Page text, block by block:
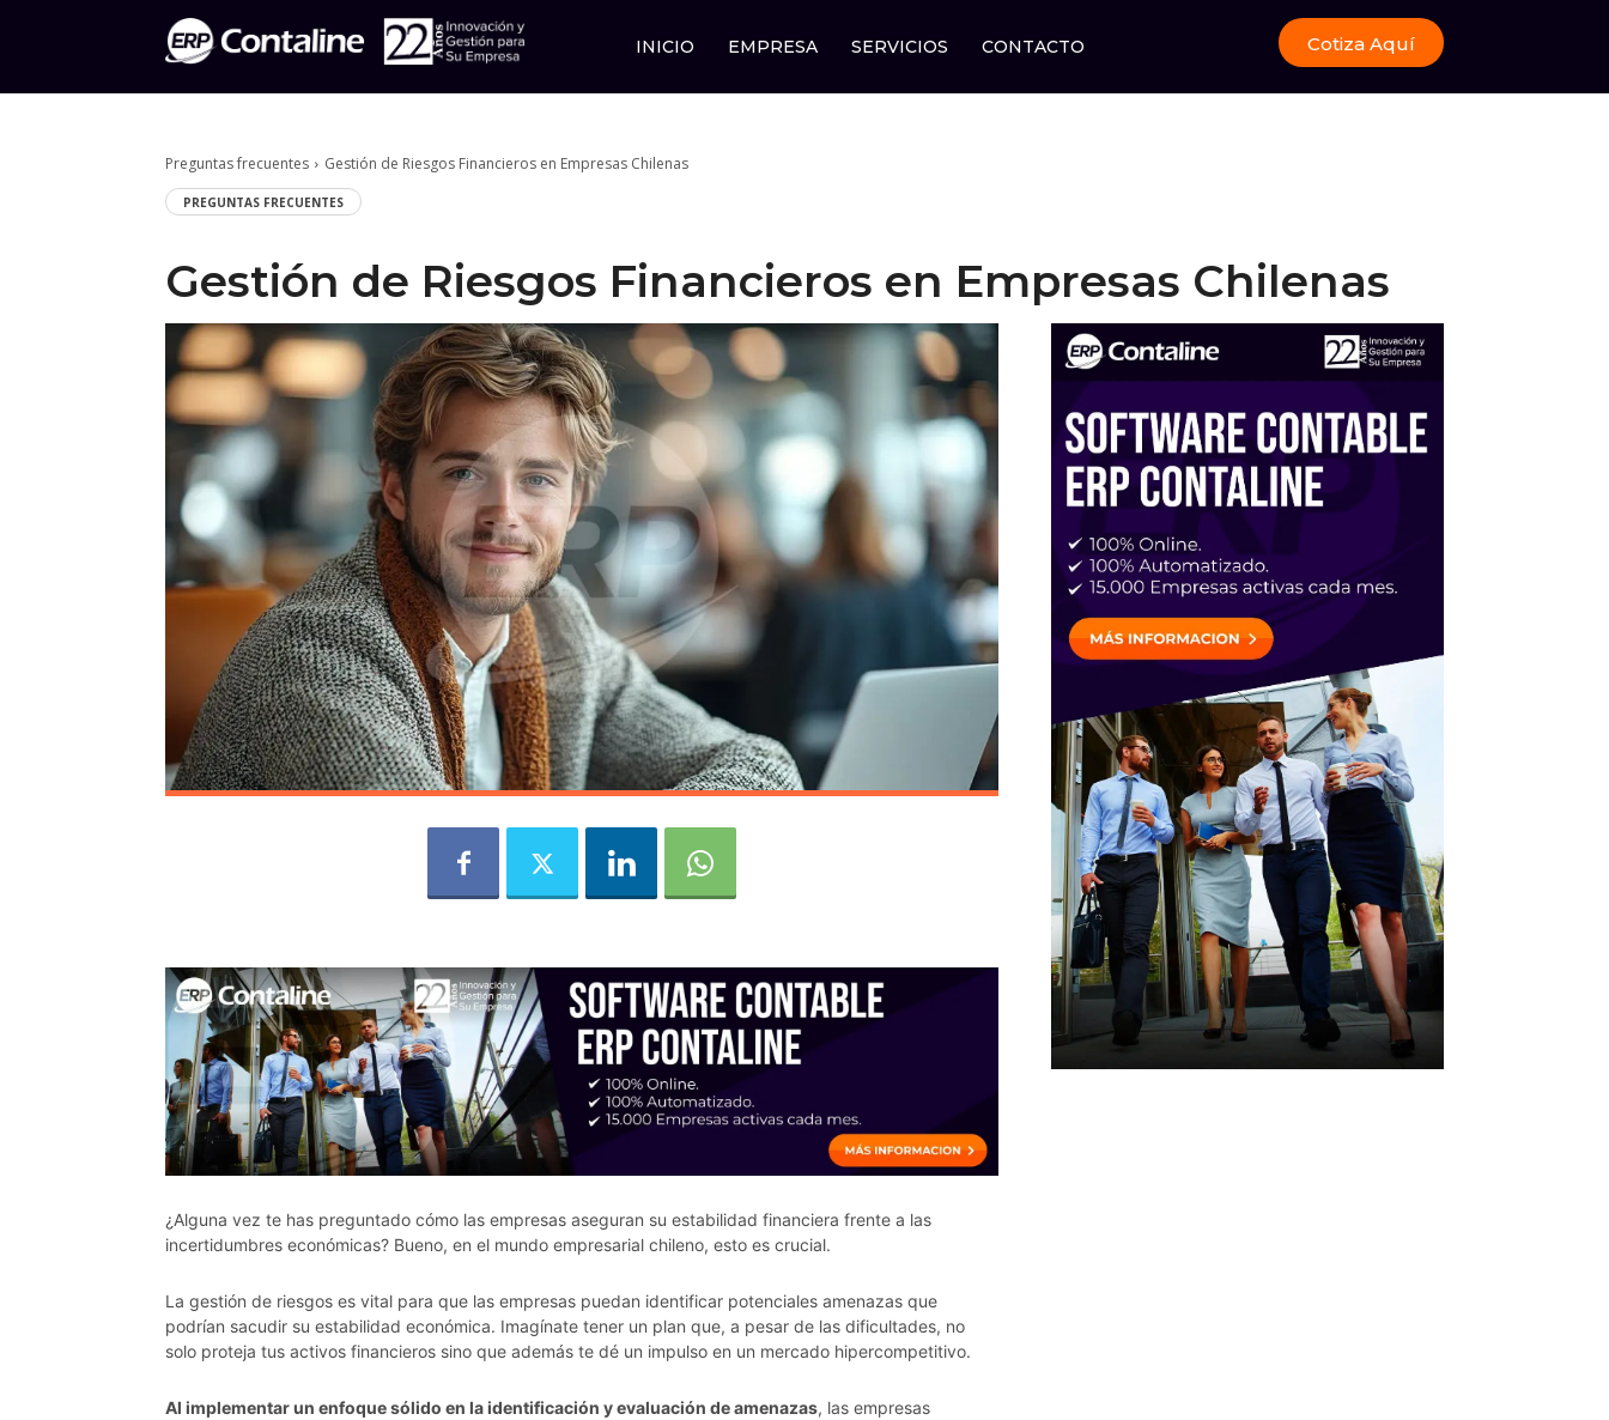
INICIO EMPRESA SERVICIOS CONTACTO Cotiza Aquí
Preguntas frecuentes Gestión de Riesgos Financieros en Empresas Chilenas
PREGUNTAS FRECUENTES
Gestión de Riesgos Financieros en Empresas Chilenas
¿Alguna vez te has preguntado cómo las empresas aseguran su estabilidad financiera frente a las
incertidumbres económicas? Bueno, en el mundo empresarial chileno, esto es crucial.
La gestión de riesgos es vital para que las empresas puedan identificar potenciales amenazas que
podrían sacudir su estabilidad económica. Imagínate tener un plan que, a pesar de las dificultades, no
solo proteja tus activos financieros sino que además te dé un impulso en un mercado hipercompetitivo.
Al implementar un enfoque sólido en la identificación y evaluación de amenazas, las empresas